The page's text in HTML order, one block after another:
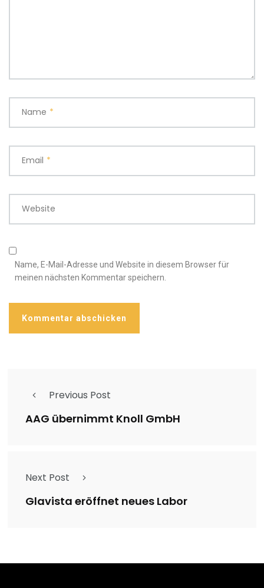
Name *
Email *
Website
Name, E-Mail-Adresse und Website in diesem Browser für
meinen nächsten Kommentar speichern.
Previous Post
AAG übernimmt Knoll GmbH
Next Post
Glavista eröffnet neues Labor